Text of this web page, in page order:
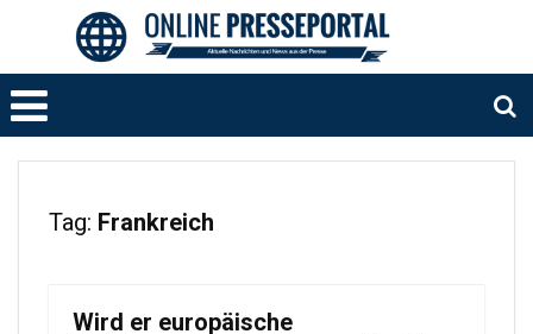
Tag: Frankreich
Wird er europäische